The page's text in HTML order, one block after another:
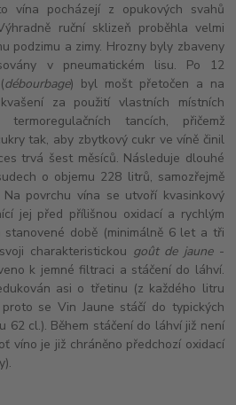
vína pocházejí z opukových svahů
ruční sklizeň proběhla velmi
podzimu a zimy. Hrozny byly zbaveny
v pneumatickém lisu. Po 12
débourbage) byl mošt přetočen a na
za použití vlastních místních
tancích, přičemž
tak, aby zbytkový cukr ve víně činil
trvá šest měsíců. Následuje dlouhé
o objemu 228 litrů, samozřejmě
povrchu vína se utvoří kvasinkový
jej před přílišnou oxidací a rychlým
stanovené době (minimálně 6 let a tři
charakteristickou goût de jaune-
k jemné filtraci a stáčení do láhví.
asi o třetinu (z každého litru
se Vin Jaune stáčí do typických
62 cl.). Během stáčení do láhví již není
víno je již chráněno předchozí oxidací